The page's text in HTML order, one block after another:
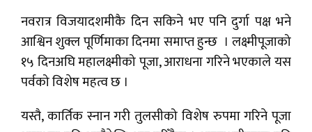
नवरात्र विजयादशमीकै दिन सकिने भए पनि दुर्गा पक्ष भने
आश्विन शुक्ल पूर्णिमाका दिनमा समाप्त हुन्छ । लक्ष्मीपूजाको
१५ दिनअघि महालक्ष्मीको पूजा, आराधना गरिने भएकाले यस
पर्वको विशेष महत्व छ ।
यस्तै, कार्तिक स्नान गरी तुलसीको विशेष रुपमा गरिने पूजा